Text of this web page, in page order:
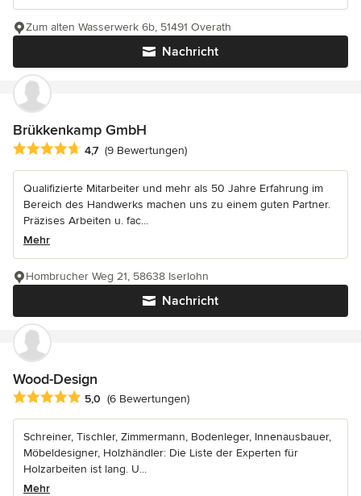
Nachricht
Zum alten Wasserwerk 6b, 51491 Overath
Brükkenkamp GmbH
Durchschnittliche Bewertung: 4.7 von 5 Sternen
4,7 (9 Bewertungen)
Qualifizierte Mitarbeiter und mehr als 50 Jahre Erfahrung im
Bereich des Handwerks machen uns zu einem guten Partner.
Präzises Arbeiten u. fac...
Mehr
Nachricht
Hombrucher Weg 21, 58638 Iserlohn
Wood-Design
Durchschnittliche Bewertung: 5 von 5 Sternen
5,0 (6 Bewertungen)
Schreiner, Tischler, Zimmermann, Bodenleger, Innenausbauer,
Möbeldesigner, Holzhändler: Die Liste der Experten für
Holzarbeiten ist lang. U...
Mehr